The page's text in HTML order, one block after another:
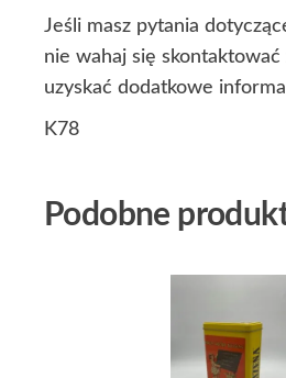
Jeśli masz pytania
nie wahaj się skontaktować
uzyskać dodatkowe
K78
Podobne